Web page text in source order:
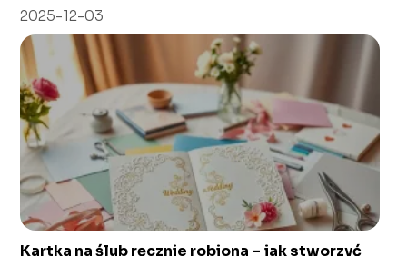
2025-12-03
Kartka na ślub ręcznie robiona – jak stworzyć